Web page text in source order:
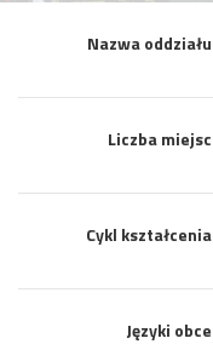
Nazwa oddziału
Liczba miejsc
Cykl kształcenia
Języki obce